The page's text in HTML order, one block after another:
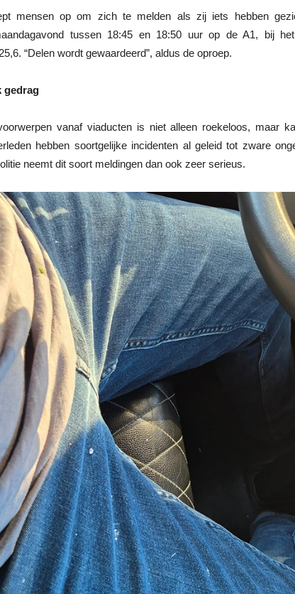
mensen op om zich te melden als zij iets hebben
tussen 18:45 en 18:50 uur op de A1, bij
“Delen wordt gewaardeerd”, aldus de oproep.
gedrag
vanaf viaducten is niet alleen roekeloos, maar
hebben soortgelijke incidenten al geleid tot zware
neemt dit soort meldingen dan ook zeer serieus.